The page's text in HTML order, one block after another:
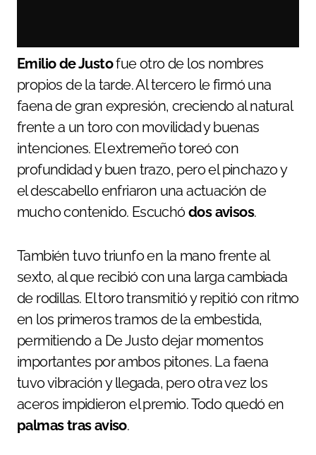
Emilio de Justofue otro de los nombres
propios de la tarde. Al tercero le firmó una
faena de gran expresión, creciendo al natural
frente a un toro con movilidad y buenas
intenciones. El extremeño toreó con
profundidad y buen trazo, pero el pinchazo y
el descabello enfriaron una actuación de
mucho contenido. Escuchódos avisos.
También tuvo triunfo en la mano frente al
sexto, al que recibió con una larga cambiada
de rodillas. El toro transmitió y repitió con ritmo
en los primeros tramos de la embestida,
permitiendo a De Justo dejar momentos
importantes por ambos pitones. La faena
tuvo vibración y llegada, pero otra vez los
aceros impidieron el premio. Todo quedó en
palmas tras aviso.